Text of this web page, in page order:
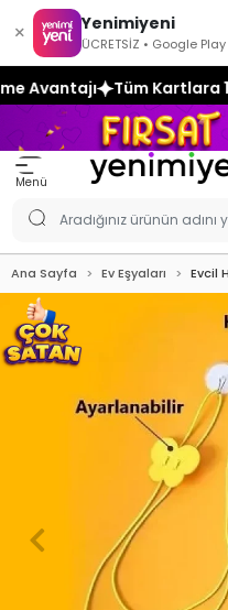
× Yenimiyeni
ÜCRETSİZ • Google Play
Kartlara 12 Taksit
Menü
Ana Sayfa Ev Eşyaları Evcil